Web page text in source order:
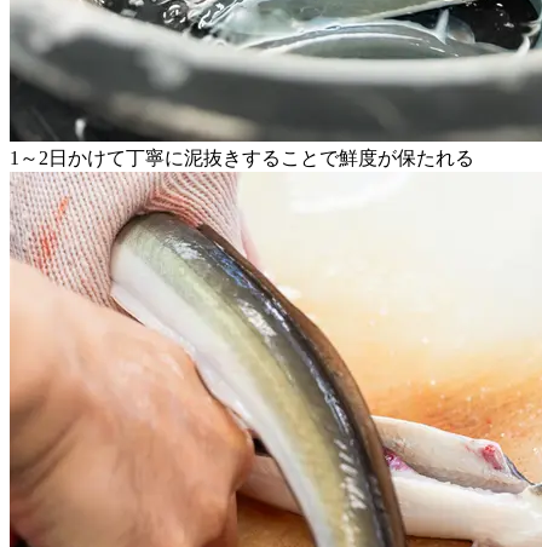
1～2日かけて丁寧に泥抜きすることで鮮度が保たれる